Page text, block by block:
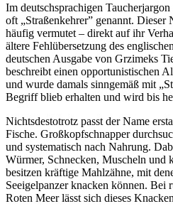
Im deutschsprachigen Taucherjargon
oft „Straßenkehrer” genannt.
häufig vermutet – direkt auf ihr
ältere Fehlübersetzung des
deutschen Ausgabe von Grzimeks
beschreibt einen opportunistischen
und wurde damals sinngemäß mit
Begriff blieb erhalten und wird bis
Nichtsdestotrotz passt der Name
Fische. Großkopfschnapper
und systematisch nach Nahrung.
Würmer, Schnecken, Muscheln und
besitzen kräftige Mahlzähne, mit
Seeigelpanzer knacken können. Bei
Roten Meer lässt sich dieses